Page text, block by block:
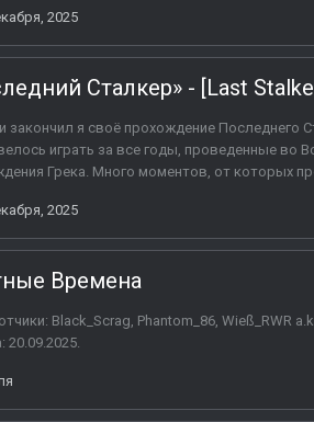
2025
Сталкер» - [Last
закончил я своё прохождение Последнего
играть за все годы, проведенные во
Грека. Много моментов, от которых
2025
Времена
Black_Scrag, Phantom_86, Wieß_RWR
20.09.2025.